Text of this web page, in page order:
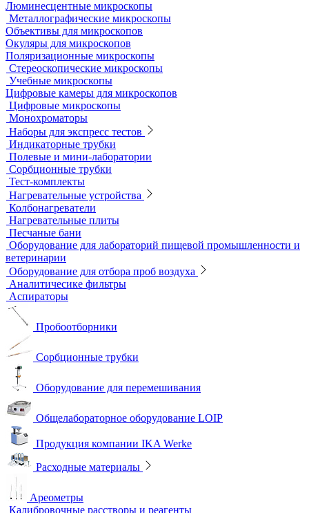
Инвертируемые микроскопы
Комплектующие к микроскопам
Лабораторные микроскопы
Люминесцентные микроскопы
Металлографические микроскопы
Объективы для микроскопов
Окуляры для микроскопов
Поляризационные микроскопы
Стереоскопические микроскопы
Учебные микроскопы
Цифровые камеры для микроскопов
Цифровые микроскопы
Монохроматоры
Наборы для экспресс тестов
Индикаторные трубки
Полевые и мини-лаборатории
Сорбционные трубки
Тест-комплекты
Нагревательные устройства
Колбонагреватели
Нагревательные плиты
Песчаные бани
Оборудование для лабораторий пищевой промышленности и
ветеринарии
Оборудование для отбора проб воздуха
Аналитичесике фильтры
Аспираторы
Пробоотборники
Сорбционные трубки
Оборудование для перемешивания
Расходные материалы